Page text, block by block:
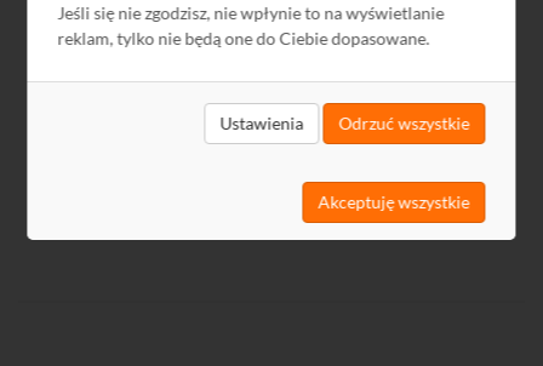
Jeśli się nie zgodzisz, nie wpłynie to na wyświetlanie
reklam, tylko nie będą one do Ciebie dopasowane.
Ustawienia Odrzuć wszystkie
Akceptuję wszystkie
Schemat rozlokowania przełącznic w budynku mieszkalnym